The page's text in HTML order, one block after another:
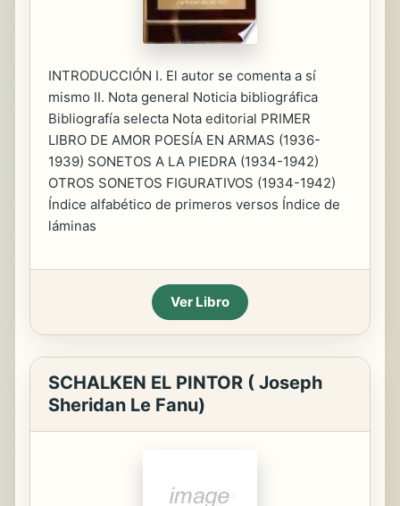
INTRODUCCIÓN I. El autor se comenta a sí
mismo II. Nota general Noticia bibliográfica
Bibliografía selecta Nota editorial PRIMER
LIBRO DE AMOR POESÍA EN ARMAS (1936-
1939) SONETOS A LA PIEDRA (1934-1942)
OTROS SONETOS FIGURATIVOS (1934-1942)
Índice alfabético de primeros versos Índice de
láminas
Ver Libro
SCHALKEN EL PINTOR ( Joseph
Sheridan Le Fanu)